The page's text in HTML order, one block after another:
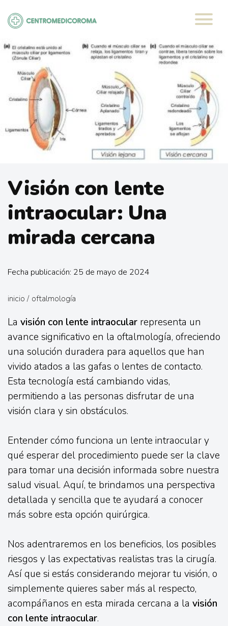
contenido
Visión con lente
intraocular: Una
mirada cercana
Fecha publicación: 25 de mayo de 2024
inicio / oftalmología
La visión con lente intraocular representa un
avance significativo en la oftalmología, ofreciendo
una solución duradera para aquellos que han
vivido atados a las gafas o lentes de contacto.
Esta tecnología está cambiando vidas,
permitiendo a las personas disfrutar de una
visión clara y sin obstáculos.
Entender cómo funciona un lente intraocular y
qué esperar del procedimiento puede ser la clave
para tomar una decisión informada sobre nuestra
salud visual. Aquí, te brindamos una perspectiva
detallada y sencilla que te ayudará a conocer
más sobre esta opción quirúrgica.
Nos adentraremos en los beneficios, los posibles
riesgos y las expectativas realistas tras la cirugía.
Así que si estás considerando mejorar tu visión, o
simplemente quieres saber más al respecto,
acompáñanos en esta mirada cercana a la visión
con lente intraocular.